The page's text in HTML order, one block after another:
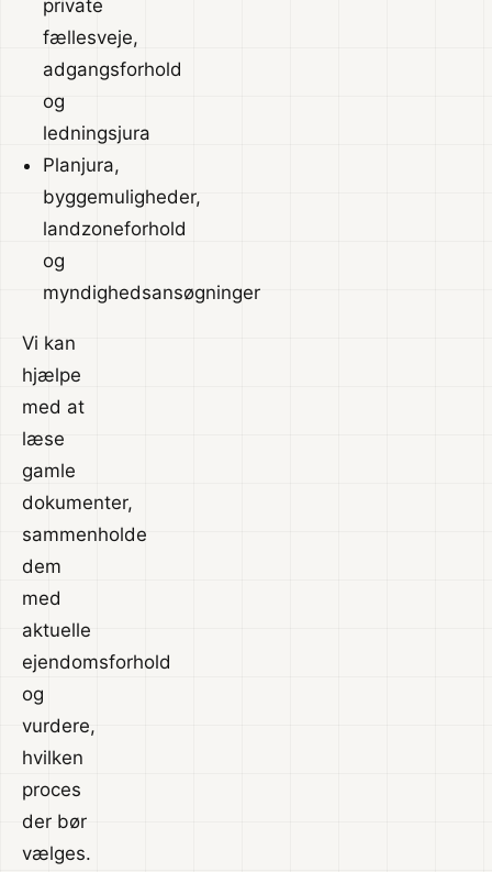
private
fællesveje,
adgangsforhold
og
ledningsjura
Planjura,
byggemuligheder,
landzoneforhold
og
myndighedsansøgninger
Vi kan
hjælpe
med at
læse
gamle
dokumenter,
sammenholde
dem
med
aktuelle
ejendomsforhold
og
vurdere,
hvilken
proces
der bør
vælges.